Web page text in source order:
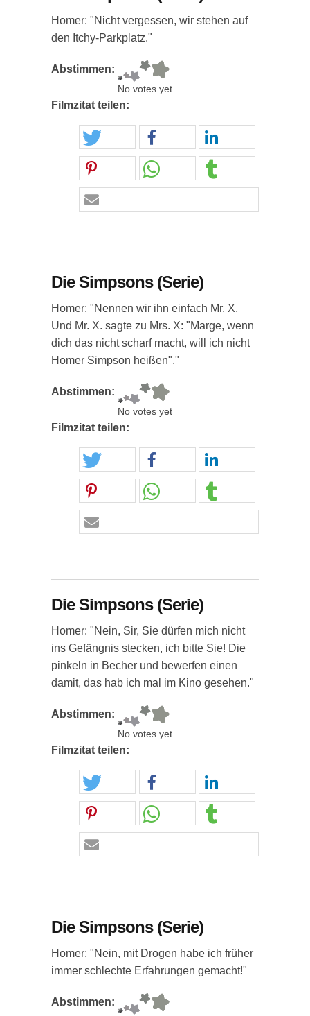
Homer: "Nicht vergessen, wir stehen auf
den Itchy-Parkplatz."
Abstimmen:
No votes yet
Filmzitat teilen:
Die Simpsons (Serie)
Homer: "Nennen wir ihn einfach Mr. X.
Und Mr. X. sagte zu Mrs. X: "Marge, wenn
dich das nicht scharf macht, will ich nicht
Homer Simpson heißen"."
Abstimmen:
No votes yet
Filmzitat teilen:
Die Simpsons (Serie)
Homer: "Nein, Sir, Sie dürfen mich nicht
ins Gefängnis stecken, ich bitte Sie! Die
pinkeln in Becher und bewerfen einen
damit, das hab ich mal im Kino gesehen."
Abstimmen:
No votes yet
Filmzitat teilen:
Die Simpsons (Serie)
Homer: "Nein, mit Drogen habe ich früher
immer schlechte Erfahrungen gemacht!"
Abstimmen: